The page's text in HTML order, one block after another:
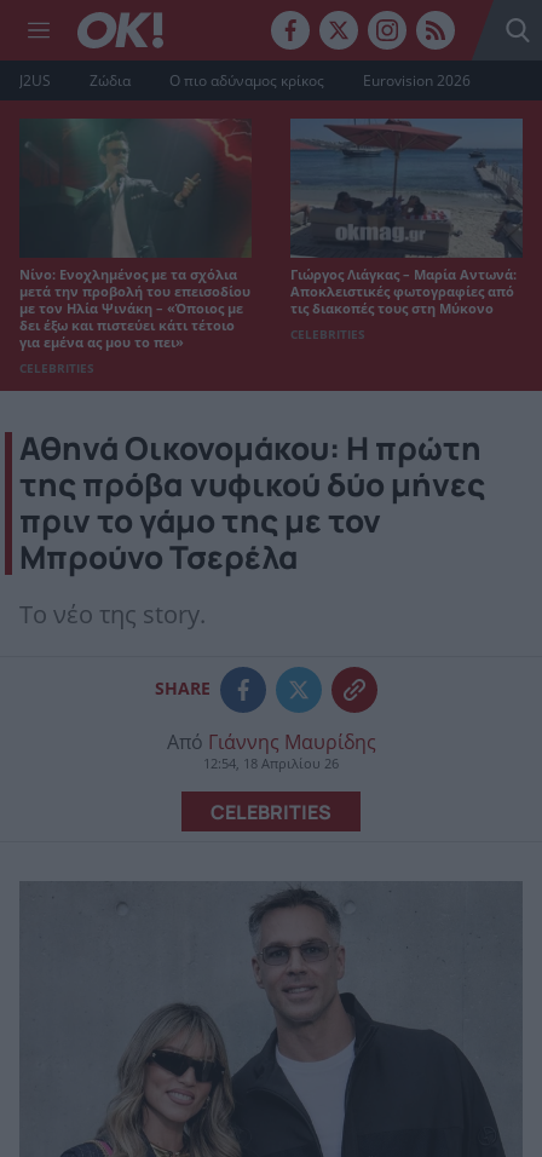
J2US Ζώδια Ο πιο αδύναμος κρίκος Eurovision 2026
Νίνο: Ενοχλημένος με τα σχόλια
μετά την προβολή του επεισοδίου
με τον Ηλία Ψινάκη – «Όποιος με
δει έξω και πιστεύει κάτι τέτοιο
για εμένα ας μου το πει»
CELEBRITIES
Γιώργος Λιάγκας – Μαρία Αντωνά:
Αποκλειστικές φωτογραφίες από
τις διακοπές τους στη Μύκονο
CELEBRITIES
Αθηνά Οικονομάκου: H πρώτη
της πρόβα νυφικού δύο μήνες
πριν το γάμο της με τον
Μπρούνο Τσερέλα
Το νέο της story.
SHARE
Από Γιάννης Μαυρίδης
12:54, 18 Απριλίου 26
CELEBRITIES